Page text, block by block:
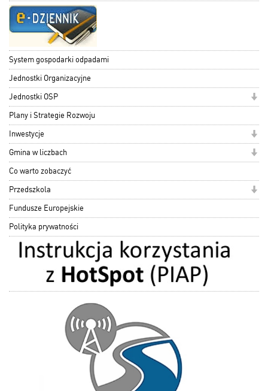
System gospodarki odpadami
Jednostki Organizacyjne
Jednostki OSP
Plany i Strategie Rozwoju
Inwestycje
Gmina w liczbach
Co warto zobaczyć
Przedszkola
Fundusze Europejskie
Polityka prywatności